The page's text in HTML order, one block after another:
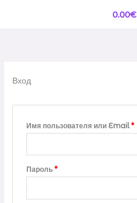
0.00€
Вход
Имя пользователя или Email*
Пароль*